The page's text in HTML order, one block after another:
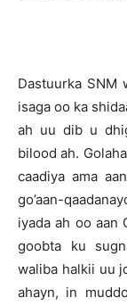
Dastuurka SNM
isaga oo ka
ah uu dib u
bilood ah.
caadiya ama
go’aan-
iyada ah oo aan
goobta ku
waliba halkii uu
ahayn, in